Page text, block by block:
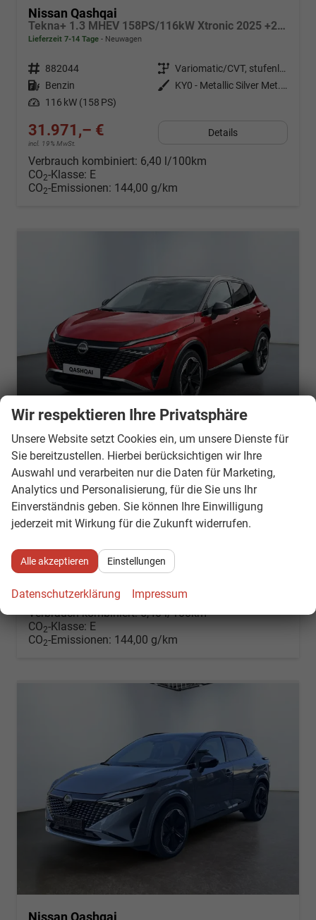
Nissan Qashqai
Tekna+ 1.3 MHEV 158PS/116kW Xtronic 2025 +20"ALU+PANO+BOSE+HuD
Lieferzeit 7-14 Tage Neuwagen
Fahrzeugnr. 882044 Getriebe
Variomatic/CVT, stufenlos
Kraftstoff Benzin Außenfarbe
KY0 - Metallic Silver Met. (nicht bestellbar)
Leistung 116 kW (158 PS)
31.971,– €
incl. 19% MwSt.
Details
Verbrauch kombiniert: 6,40 l/100km
CO2-Klasse: E
CO2-Emissionen: 144,00 g/km
Nissan Qashqai
Lieferzeit 7-14 Tage Neuwagen
Fahrzeugnr. 881689 Getriebe
116 kW (158 PS)
incl. 19% MwSt.
Verbrauch kombiniert:6,40 l/100km
CO2-Klasse: E
CO2-Emissionen: 144,00 g/km
Nissan Qashqai
Wir respektieren Ihre Privatsphäre
Unsere Website setzt Cookies ein, um unsere Dienste für
Sie bereitzustellen. Hierbei berücksichtigen wir Ihre
Auswahl und verarbeiten nur die Daten für Marketing,
Analytics und Personalisierung, für die Sie uns Ihr
Einverständnis geben. Sie können Ihre Einwilligung
jederzeit mit Wirkung für die Zukunft widerrufen.
Alle akzeptieren Einstellungen
Datenschutzerklärung Impressum